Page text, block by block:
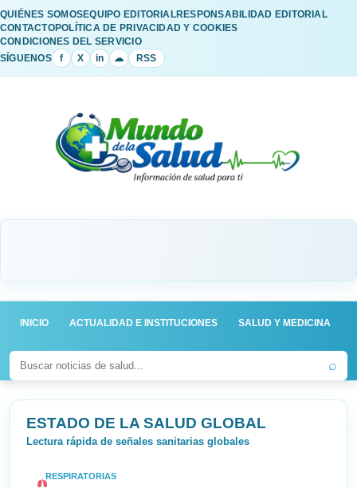
QUIÉNES SOMOSEQUIPO EDITORIALRESPONSABILIDAD EDITORIAL
CONTACTOPOLÍTICA DE PRIVACIDAD Y COOKIES
CONDICIONES DEL SERVICIO
SÍGUENOS
f X in ☁ RSS
INICIO ACTUALIDAD E INSTITUCIONES SALUD Y MEDICINA
⌕
ESTADO DE LA SALUD GLOBAL
Lectura rápida de señales sanitarias globales
RESPIRATORIAS